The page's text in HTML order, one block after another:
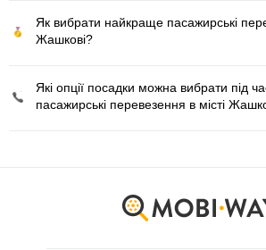
Як вибрати найкраще пасажирські
Жашкові?
Які опції посадки можна вибрати під
пасажирські перевезення в місті